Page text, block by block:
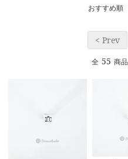
おすすめ順
< Prev
全 55 商品